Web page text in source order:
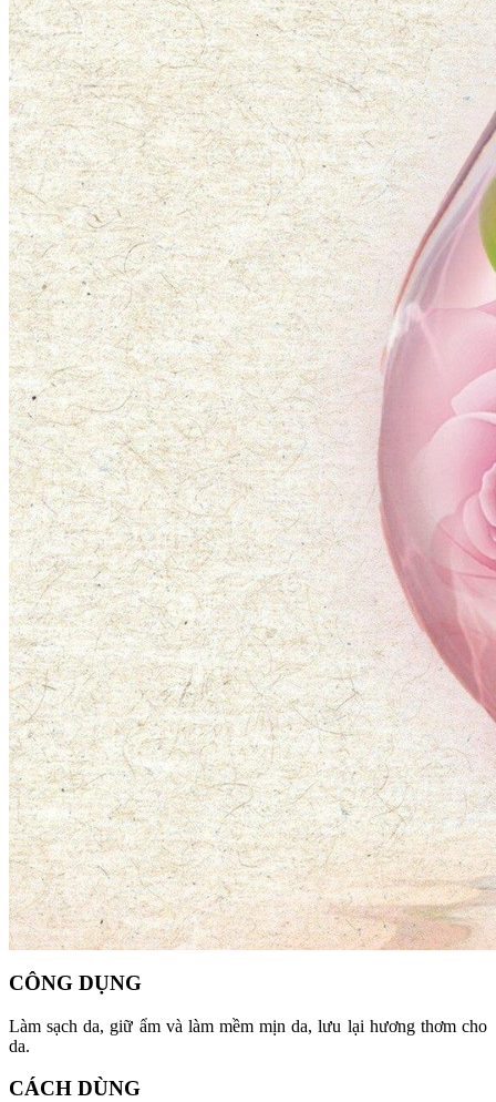
CÔNG DỤNG
Làm sạch da, giữ ẩm và làm mềm mịn da, lưu lại hương thơm cho
da.
CÁCH DÙNG